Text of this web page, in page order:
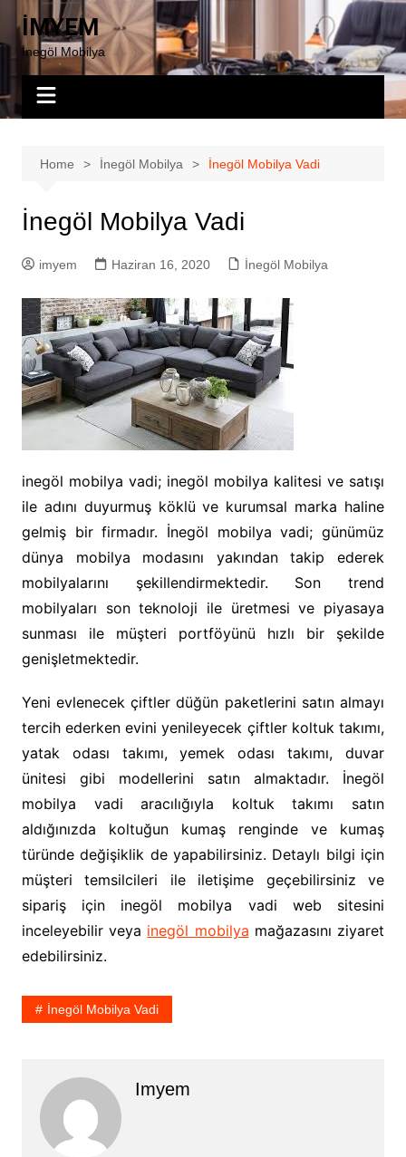
content
İMYEM
İnegöl Mobilya
Home İnegöl Mobilya İnegöl Mobilya Vadi
İnegöl Mobilya Vadi
imyem Haziran 16, 2020 İnegöl Mobilya
inegöl mobilya vadi; inegöl mobilya kalitesi ve satışı
ile adını duyurmuş köklü ve kurumsal marka haline
gelmiş bir firmadır. İnegöl mobilya vadi; günümüz
dünya mobilya modasını yakından takip ederek
mobilyalarını şekillendirmektedir. Son trend
mobilyaları son teknoloji ile üretmesi ve piyasaya
sunması ile müşteri portföyünü hızlı bir şekilde
genişletmektedir.
Yeni evlenecek çiftler düğün paketlerini satın almayı
tercih ederken evini yenileyecek çiftler koltuk takımı,
yatak odası takımı, yemek odası takımı, duvar
ünitesi gibi modellerini satın almaktadır. İnegöl
mobilya vadi aracılığıyla koltuk takımı satın
aldığınızda koltuğun kumaş renginde ve kumaş
türünde değişiklik de yapabilirsiniz. Detaylı bilgi için
müşteri temsilcileri ile iletişime geçebilirsiniz ve
sipariş için inegöl mobilya vadi web sitesini
inceleyebilir veya inegöl mobilya mağazasını ziyaret
edebilirsiniz.
İnegöl Mobilya Vadi
Imyem